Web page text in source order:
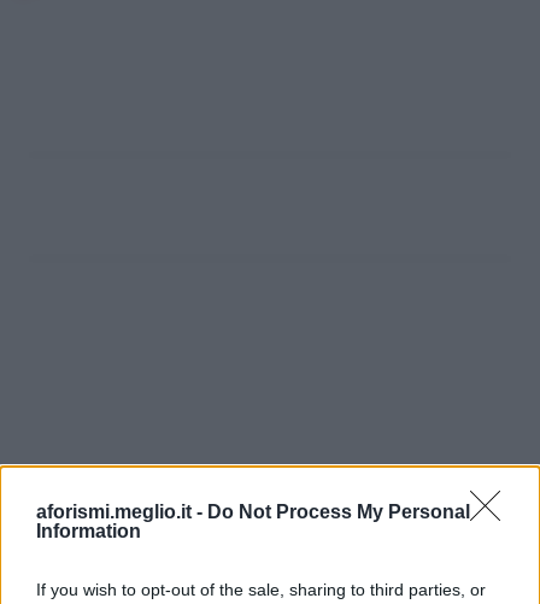
aforismi.meglio.it - Do Not Process My Personal
Information
If you wish to opt-out of the sale, sharing to third parties, or